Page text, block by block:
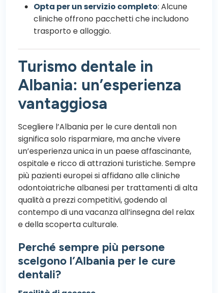
Opta per un servizio completo: Alcune
cliniche offrono pacchetti che includono
trasporto e alloggio.
Turismo dentale in
Albania: un’esperienza
vantaggiosa
Scegliere l’Albania per le cure dentali non
significa solo risparmiare, ma anche vivere
un’esperienza unica in un paese affascinante,
ospitale e ricco di attrazioni turistiche. Sempre
più pazienti europei si affidano alle cliniche
odontoiatriche albanesi per trattamenti di alta
qualità a prezzi competitivi, godendo al
contempo di una vacanza all’insegna del relax
e della scoperta culturale.
Perché sempre più persone
scelgono l’Albania per le cure
dentali?